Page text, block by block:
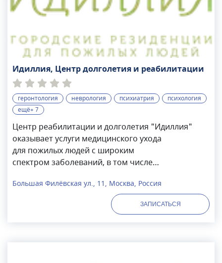
Идиллия, Центр долголетия и реабилитации
геронтология неврология психиатрия
психология
ещё+ 7
Центр реабилитации и долголетия "Идиллия"
оказывает услуги медицинского ухода
для пожилых людей с широким
спектром заболеваний, в том числе
перенесенных операций,
травм.Резиденция ставит своей целью создание
наиболее благоприятных условий для старшего
Большая Филёвская ул., 11, Москва, Россия
ЗАПИСАТЬСЯ